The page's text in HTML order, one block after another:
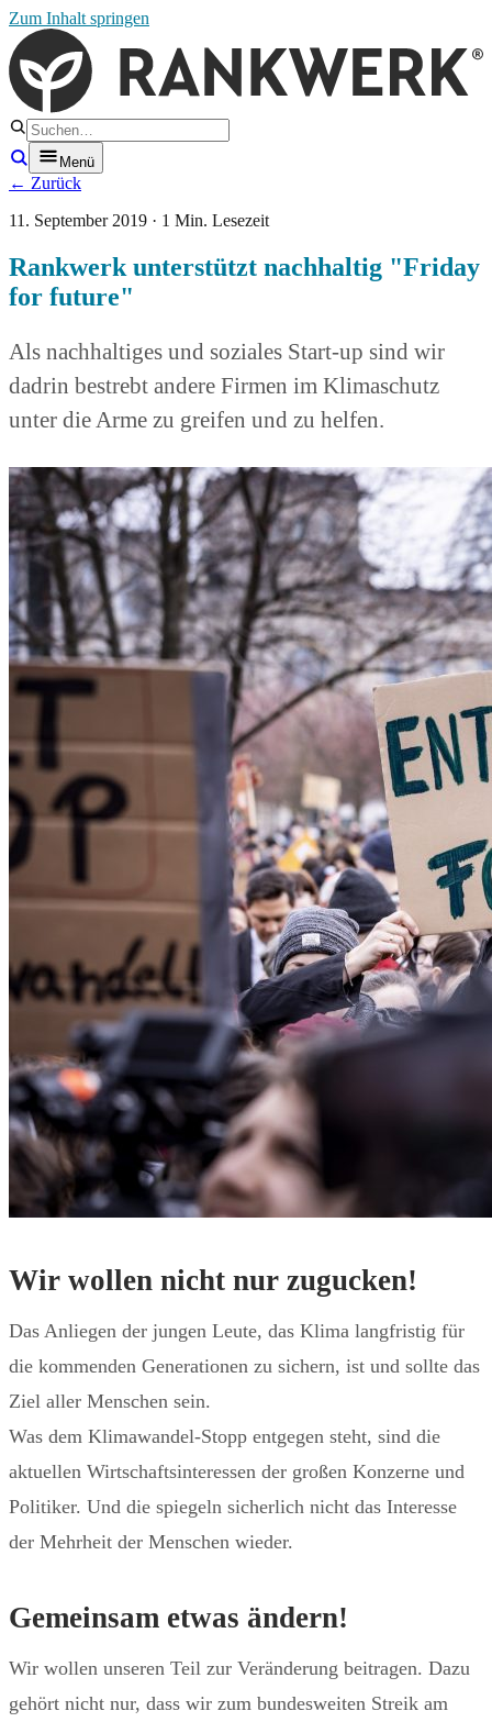
Zum Inhalt springen
Menü
← Zurück
11. September 2019 · 1 Min. Lesezeit
Rankwerk unterstützt nachhaltig "Friday
for future"
Als nachhaltiges und soziales Start-up sind wir
dadrin bestrebt andere Firmen im Klimaschutz
unter die Arme zu greifen und zu helfen.
Wir wollen nicht nur zugucken!
Das Anliegen der jungen Leute, das Klima langfristig für
die kommenden Generationen zu sichern, ist und sollte das
Ziel aller Menschen sein.
Was dem Klimawandel-Stopp entgegen steht, sind die
aktuellen Wirtschaftsinteressen der großen Konzerne und
Politiker. Und die spiegeln sicherlich nicht das Interesse
der Mehrheit der Menschen wieder.
Gemeinsam etwas ändern!
Wir wollen unseren Teil zur Veränderung beitragen. Dazu
gehört nicht nur, dass wir zum bundesweiten Streik am